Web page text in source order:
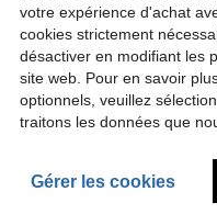
votre expérience d'achat
cookies strictement
désactiver en modifiant les
site web. Pour en savoir
optionnels, veuillez
traitons les données que
Gérer les cookies